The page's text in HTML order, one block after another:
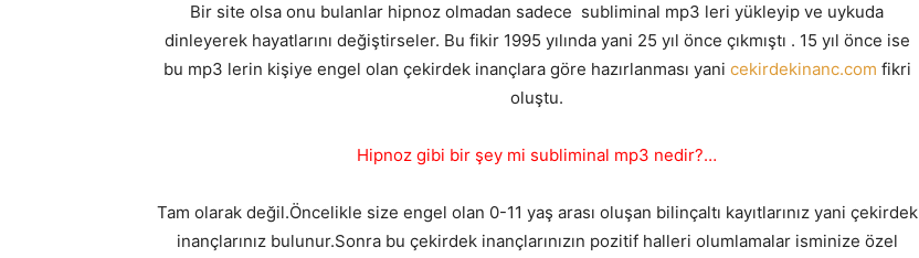
Bir site olsa onu bulanlar hipnoz olmadan sadece subliminal mp3 leri yükleyip ve uykuda
dinleyerek hayatlarını değiştirseler. Bu fikir 1995 yılında yani 25 yıl önce çıkmıştı . 15 yıl önce ise
bu mp3 lerin kişiye engel olan çekirdek inançlara göre hazırlanması yani cekirdekinanc.com fikri
oluştu.
Hipnoz gibi bir şey mi subliminal mp3 nedir?…
Tam olarak değil.Öncelikle size engel olan 0-11 yaş arası oluşan bilinçaltı kayıtlarınız yani çekirdek
inançlarınız bulunur.Sonra bu çekirdek inançlarınızın pozitif halleri olumlamalar isminize özel